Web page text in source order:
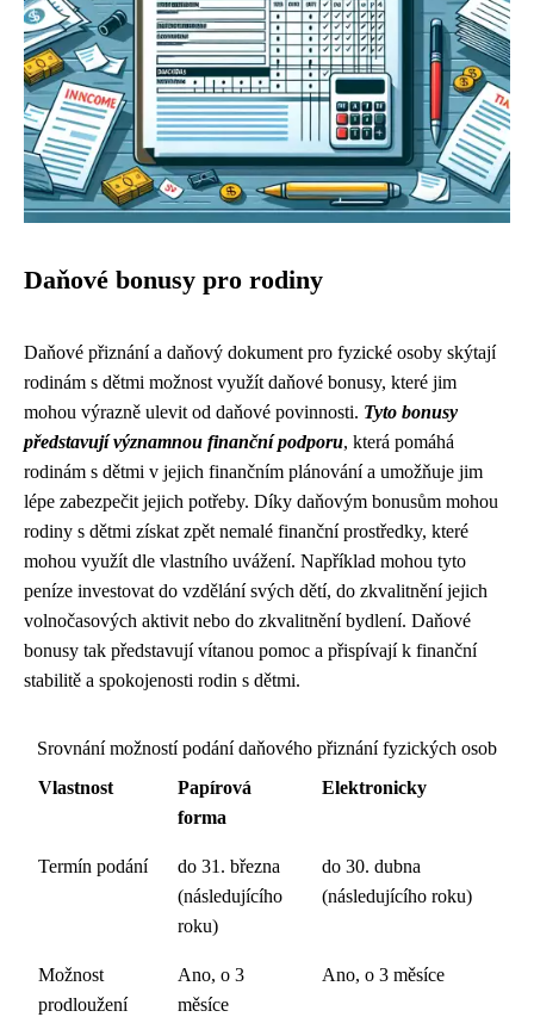
Daňové bonusy pro rodiny
Daňové přiznání a daňový dokument pro fyzické osoby skýtají
rodinám s dětmi možnost využít daňové bonusy, které jim
mohou výrazně ulevit od daňové povinnosti. Tyto bonusy
představují významnou finanční podporu, která pomáhá
rodinám s dětmi v jejich finančním plánování a umožňuje jim
lépe zabezpečit jejich potřeby. Díky daňovým bonusům mohou
rodiny s dětmi získat zpět nemalé finanční prostředky, které
mohou využít dle vlastního uvážení. Například mohou tyto
peníze investovat do vzdělání svých dětí, do zkvalitnění jejich
volnočasových aktivit nebo do zkvalitnění bydlení. Daňové
bonusy tak představují vítanou pomoc a přispívají k finanční
stabilitě a spokojenosti rodin s dětmi.
Srovnání možností podání daňového přiznání fyzických osob
Vlastnost
Papírová
forma
Elektronicky
Termín podání
do 31. března
(následujícího
roku)
do 30. dubna
(následujícího roku)
Možnost
prodloužení
Ano, o 3
měsíce
Ano, o 3 měsíce